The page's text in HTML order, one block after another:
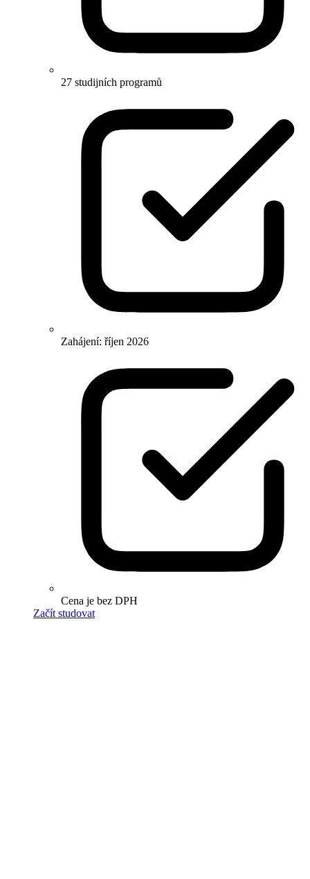
27 studijních programů
Zahájení: říjen 2026
Cena je bez DPH
Začít studovat